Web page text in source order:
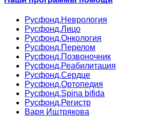
Русфонд.Неврология
Русфонд.Лицо
Русфонд.Онкология
Русфонд.Перелом
Русфонд.Позвоночник
Русфонд.Реабилитация
Русфонд.Сердце
Русфонд.Ортопедия
Русфонд.Spina bifida
Русфонд.Регистр
Варя Иштрякова